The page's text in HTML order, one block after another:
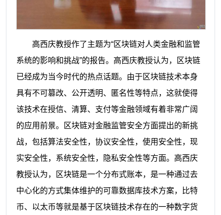
高西庆教授作了主题为“区块链对人类金融和监管
系统的影响和挑战”的报告。高西庆教授认为，区块链
已经成为当今时代的热点话题。由于区块链技术本身
具有不可篡改、公开透明、匿名性等特点，这就使得
该技术在授信、清算、支付等金融领域有着非常广阔
的应用前景。区块链对金融监管安全方面提出的新挑
战，包括算法安全性，协议安全性，使用安全性，现
实安全性，系统安全性，隐私安全性等方面。高西庆
教授认为，区块链是一个分布式账本，是一种通过去
中心化的方式集体维护的可靠数据库技术方案，比特
币、以太币等就是基于区块链技术存在的一种数字货